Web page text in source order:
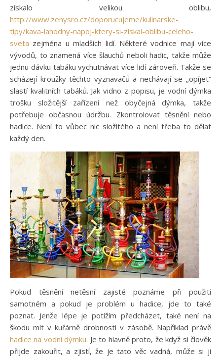
získalo velikou oblibu,
http://www.zenysro.cz/doporucujeme/kulinarske-
tipy/kava-lahodny-napoj-ktery-si-ziskal-oblibu-celeho-
sveta zejména u mladších lidí. Některé vodnice mají více
vývodů, to znamená více šlauchů neboli hadic, takže může
jednu dávku tabáku vychutnávat více lidí zároveň. Takže se
scházejí kroužky těchto vyznavačů a nechávají se „opíjet“
slastí kvalitních tabáků. Jak vidno z popisu, je vodní dýmka
trošku složitější zařízení než obyčejná dýmka, takže
potřebuje občasnou údržbu. Zkontrolovat těsnění nebo
hadice. Není to vůbec nic složitého a není třeba to dělat
každý den.
Pokud těsnění netěsní zajisté poznáme při použití
samotném a pokud je problém u hadice, jde to také
poznat. Jenže lépe je potížím předcházet, také není na
škodu mít v kuřárně drobnosti v zásobě. Například právě
hadice na vodní dýmku. Je to hlavně proto, že když si člověk
přijde zakouřit, a zjistí, že je tato věc vadná, může si ji